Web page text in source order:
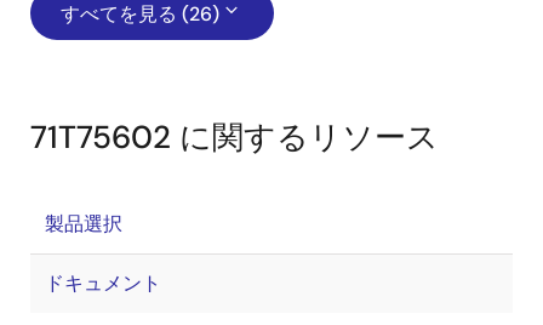
すべてを見る (26)
71T75602 に関するリソース
製品選択
ドキュメント